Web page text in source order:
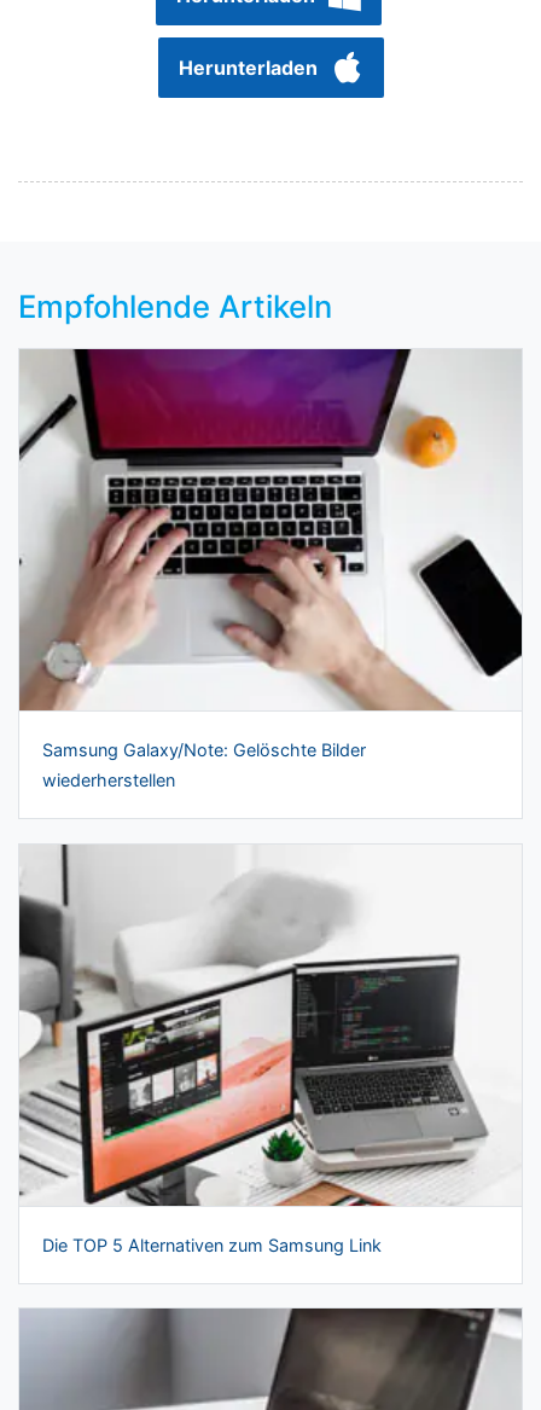
Herunterladen
Empfohlende Artikeln
Samsung Galaxy/Note: Gelöschte Bilder
wiederherstellen
Die TOP 5 Alternativen zum Samsung Link